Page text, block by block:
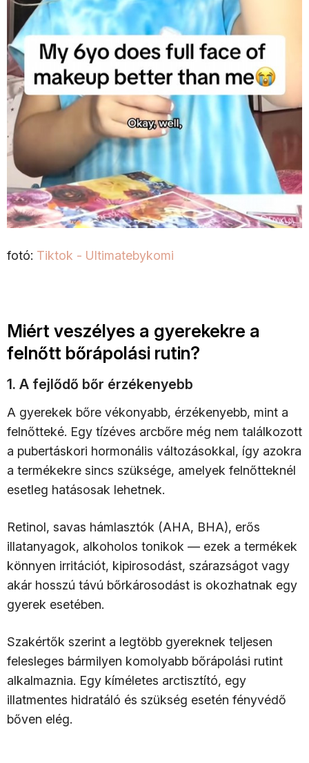
fotó: Tiktok - Ultimatebykomi
Miért veszélyes a gyerekekre a
felnőtt bőrápolási rutin?
1. A fejlődő bőr érzékenyebb
A gyerekek bőre vékonyabb, érzékenyebb, mint a
felnőtteké. Egy tízéves arcbőre még nem találkozott
a pubertáskori hormonális változásokkal, így azokra
a termékekre sincs szüksége, amelyek felnőtteknél
esetleg hatásosak lehetnek.
Retinol, savas hámlasztók (AHA, BHA), erős
illatanyagok, alkoholos tonikok — ezek a termékek
könnyen irritációt, kipirosodást, szárazságot vagy
akár hosszú távú bőrkárosodást is okozhatnak egy
gyerek esetében.
Szakértők szerint a legtöbb gyereknek teljesen
felesleges bármilyen komolyabb bőrápolási rutint
alkalmaznia. Egy kíméletes arctisztító, egy
illatmentes hidratáló és szükség esetén fényvédő
bőven elég.